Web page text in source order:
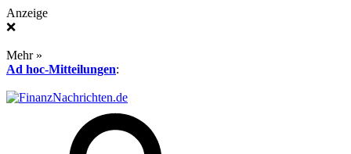
Anzeige
❌
Mehr »
Ad hoc-Mitteilungen: